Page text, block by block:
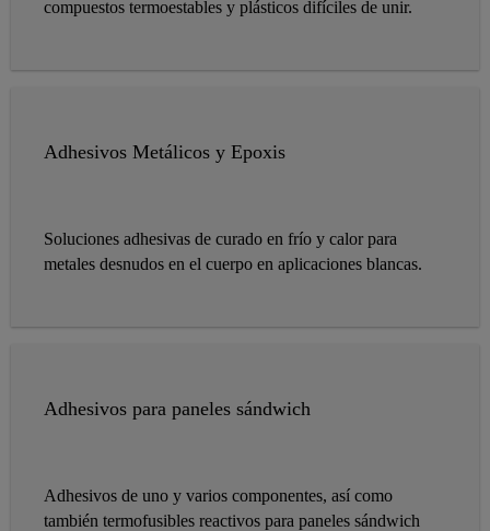
compuestos termoestables y plásticos difíciles de unir.
Adhesivos Metálicos y Epoxis
Soluciones adhesivas de curado en frío y calor para
metales desnudos en el cuerpo en aplicaciones blancas.
Adhesivos para paneles sándwich
Adhesivos de uno y varios componentes, así como
también termofusibles reactivos para paneles sándwich